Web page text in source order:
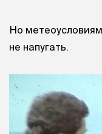
Но
не напугать.